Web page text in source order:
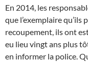
En 2014, les
que l’exemplaire
recoupement, ils ont
eu lieu vingt ans plus
en informer la police.